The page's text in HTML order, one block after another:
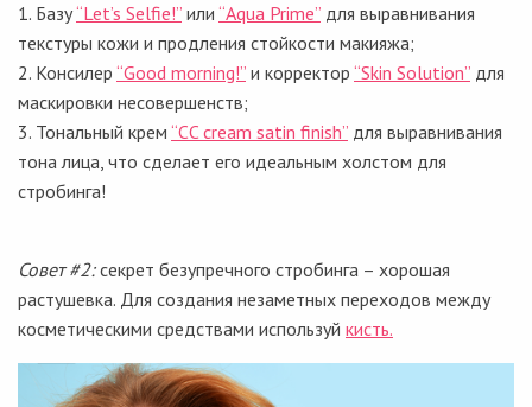
1. Базу“Let’s Selfie!” или “Aqua Prime” для выравнивания
текстуры кожи и продления стойкости макияжа;
2. Консилер “Good morning!” и корректор “Skin Solution” для
маскировки несовершенств;
3. Тональный крем “CC cream satin finish” для выравнивания
тона лица, что сделает его идеальным холстом для
стробинга!
Совет #2:секрет безупречного стробинга – хорошая
растушевка. Для создания незаметных переходов между
косметическими средствами используй кисть.